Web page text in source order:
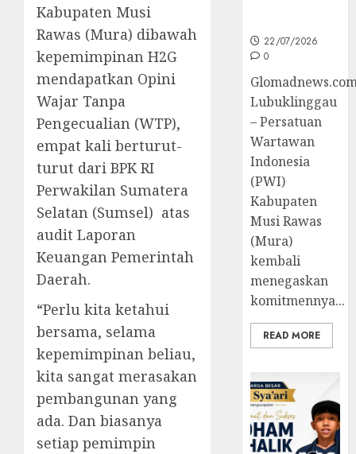
Kabupaten Musi
Rawas (Mura) dibawah
kepemimpinan H2G
mendapatkan Opini
Wajar Tanpa
Pengecualian (WTP),
empat kali berturut-
turut dari BPK RI
Perwakilan Sumatera
Selatan (Sumsel) atas
audit Laporan
Keuangan Pemerintah
Daerah.
“Perlu kita ketahui
bersama, selama
kepemimpinan beliau,
kita sangat merasakan
pembangunan yang
ada. Dan biasanya
setiap pemimpin
22/07/2026
0
Lubuklinggau
– Persatuan
Wartawan
Indonesia
(PWI)
Kabupaten
Musi Rawas
(Mura)
kembali
menegaskan
komitmennya...
READ MORE